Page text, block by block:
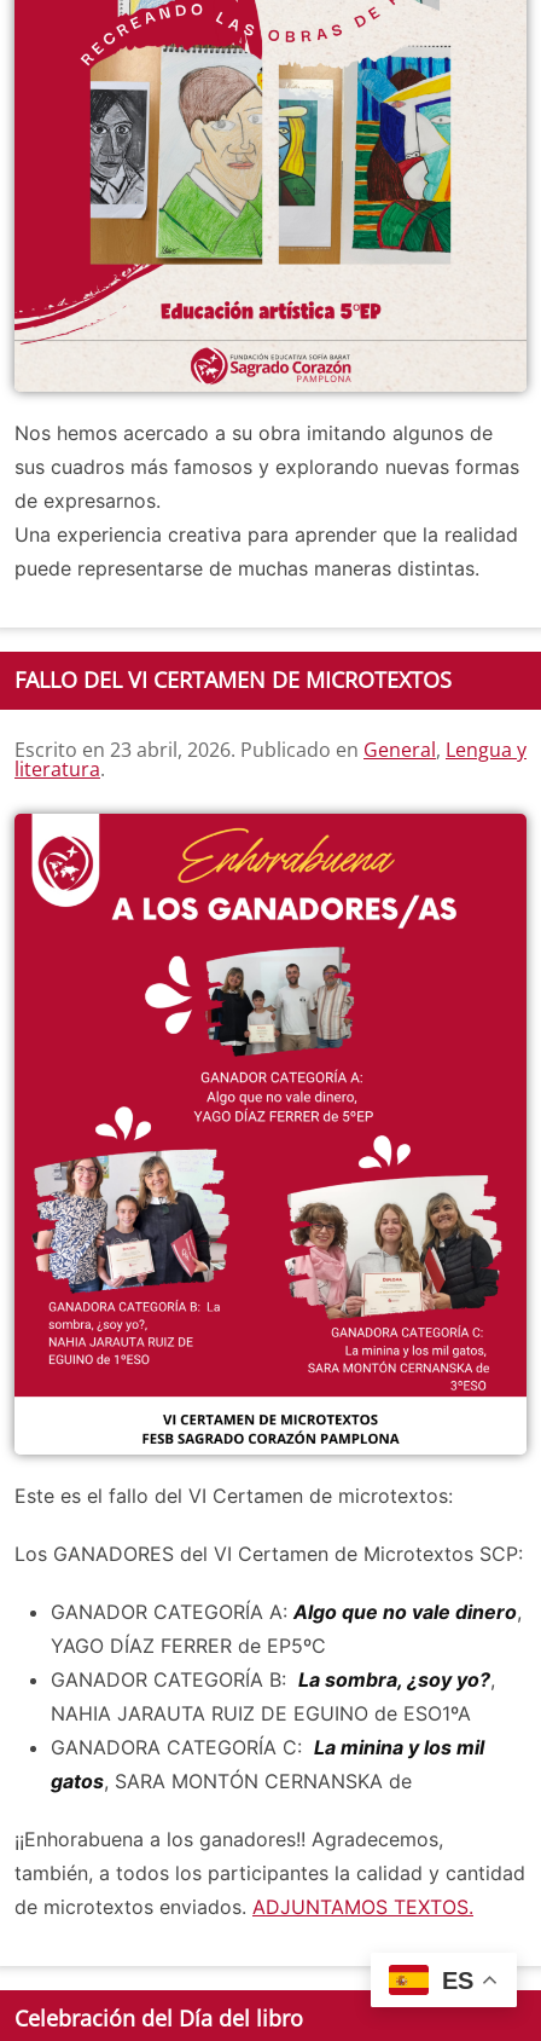
Nos hemos acercado a su obra imitando algunos de
sus cuadros más famosos y explorando nuevas formas
de expresarnos.
Una experiencia creativa para aprender que la realidad
puede representarse de muchas maneras distintas.
FALLO DEL VI CERTAMEN DE MICROTEXTOS
Escrito en 23 abril, 2026. Publicado en General, Lengua y
literatura.
Este es el fallo del VI Certamen de microtextos:
Los GANADORES del VI Certamen de Microtextos SCP:
GANADOR CATEGORÍA A: Algo que no vale dinero,
YAGO DÍAZ FERRER de EP5ºC
GANADOR CATEGORÍA B: La sombra, ¿soy yo?,
NAHIA JARAUTA RUIZ DE EGUINO de ESO1ºA
GANADORA CATEGORÍA C: La minina y los mil
gatos, SARA MONTÓN CERNANSKA de
¡¡Enhorabuena a los ganadores!! Agradecemos,
también, a todos los participantes la calidad y cantidad
de microtextos enviados. ADJUNTAMOS TEXTOS.
Celebración del Día del libro
ES